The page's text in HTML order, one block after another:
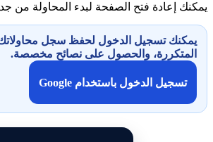
يمكنك إعادة فتح الصفحة لبدء المحاولة من
يمكنك تسجيل الدخول لحفظ سجل
المتكررة، والحصول على نصائح مخصصة.
تسجيل الدخول باستخدام Google